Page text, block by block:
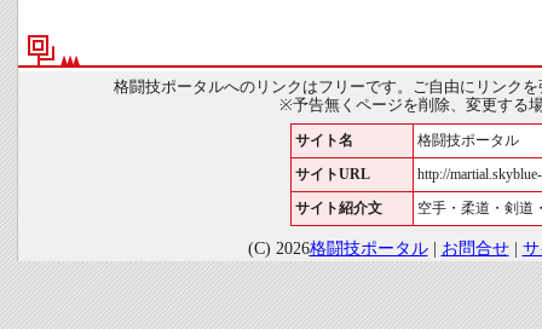
格闘技ポータルへのリンクはフリーです。ご自由にリンク
※予告無くページを削除、変更する
サイト名 格闘技ポータル
サイトURL http://
サイト紹介文 空手・柔道・剣道
(C) 2026格闘技ポータル| お問合せ|